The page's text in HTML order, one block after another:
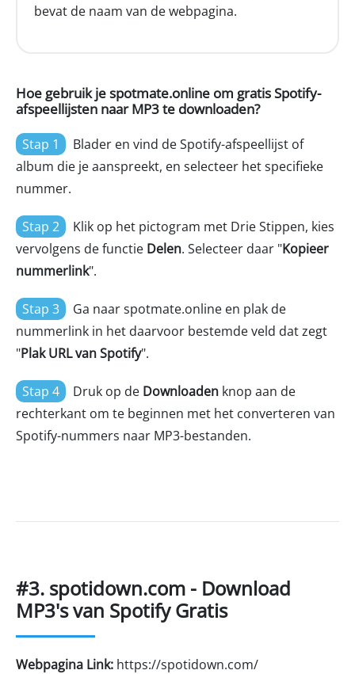
bevat de naam van de webpagina.
Hoe gebruik je spotmate.online om gratis Spotify-
afspeellijsten naar MP3 te downloaden?
Stap 1
Blader en vind de Spotify-afspeellijst of
album die je aanspreekt, en selecteer het specifieke
nummer.
Stap 2
Klik op het pictogram met Drie Stippen, kies
vervolgens de functie Delen. Selecteer daar "Kopieer
nummerlink".
Stap 3
Ga naar spotmate.online en plak de
nummerlink in het daarvoor bestemde veld dat zegt
"Plak URL van Spotify".
Stap 4 Druk op de Downloaden knop aan de
rechterkant om te beginnen met het converteren van
Spotify-nummers naar MP3-bestanden.
#3. spotidown.com - Download
MP3's van Spotify Gratis
Webpagina Link: https://spotidown.com/